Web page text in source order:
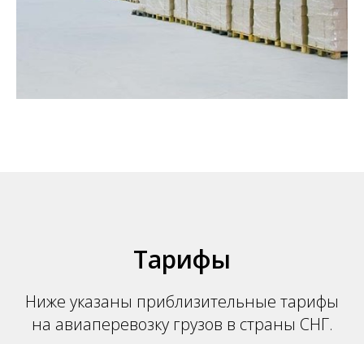
Тарифы
Ниже указаны приблизительные тарифы
на авиаперевозку грузов в страны СНГ.